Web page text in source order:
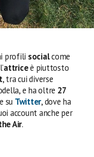
profili socialcome
l’attriceè piuttosto
, tra cui diverse
e ha oltre 27
su Twitter, dove ha
account anche per
Air.